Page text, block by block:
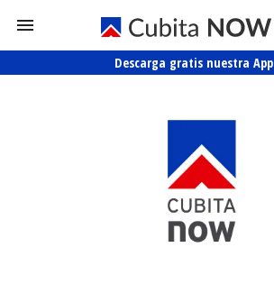
Descarga gratis nuestra App